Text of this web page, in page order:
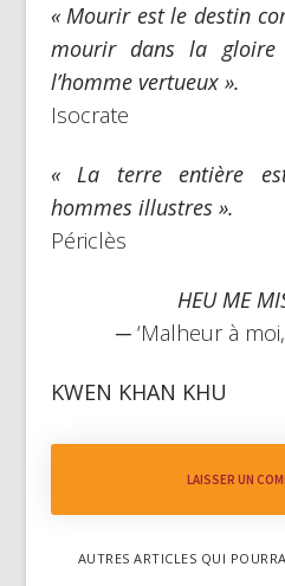
« Mourir est le destin
mourir dans la
l’homme vertueux ».
Isocrate
« La terre entière
hommes illustres ».
Périclès
HEU ME
─ ‘Malheur à
KWEN KHAN KHU
LAISSER UN
AUTRES ARTICLES QUI